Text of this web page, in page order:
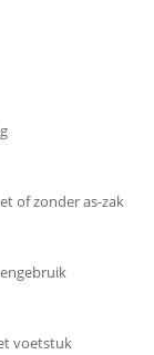
of zonder as-zak
voetstuk